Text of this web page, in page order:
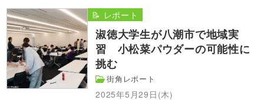
淑徳大学生が八潮市で地域実
習 小松菜パウダーの可能性に
挑む
街角レポート
2025年5月29日(木)
📝 レポート